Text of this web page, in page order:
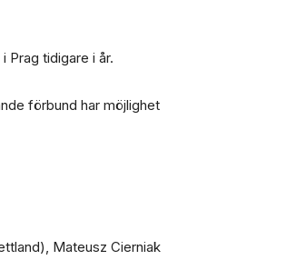
Prag tidigare i år.
förbund har möjlighet
Mateusz Cierniak